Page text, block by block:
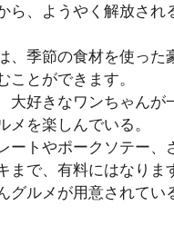
ら、ようやく解放され
、季節の食材を使った
ことができます。
大好きなワンちゃんが
メを楽しんでいる。
ートやポークソテー、
まで、有料にはなりま
グルメが用意されてい